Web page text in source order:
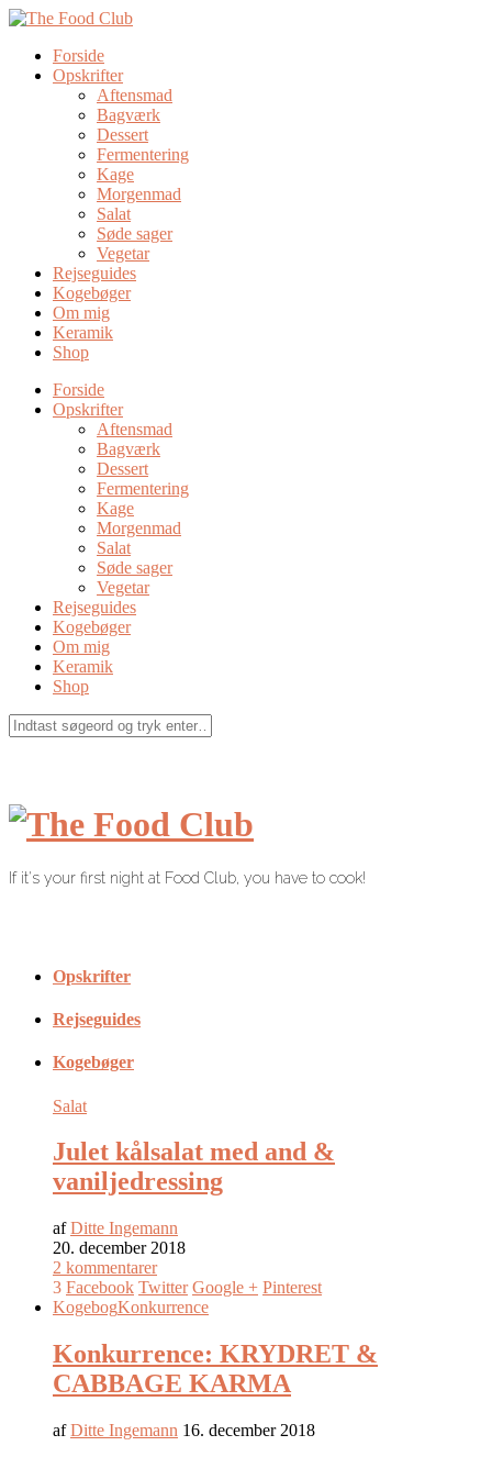
Forside
Opskrifter
Aftensmad
Bagværk
Dessert
Fermentering
Kage
Morgenmad
Salat
Søde sager
Vegetar
Rejseguides
Kogebøger
Om mig
Keramik
Shop
Forside
Opskrifter
Aftensmad
Bagværk
Dessert
Fermentering
Kage
Morgenmad
Salat
Søde sager
Vegetar
Rejseguides
Kogebøger
Om mig
Keramik
Shop
If it's your first night at Food Club, you have to cook!
Opskrifter
Rejseguides
Kogebøger
Salat
Julet kålsalat med and &
vaniljedressing
afDitte Ingemann
20. december 2018
2 kommentarer
3 Facebook Twitter Google + Pinterest
KogebogKonkurrence
Konkurrence: KRYDRET &
CABBAGE KARMA
afDitte Ingemann 16. december 2018